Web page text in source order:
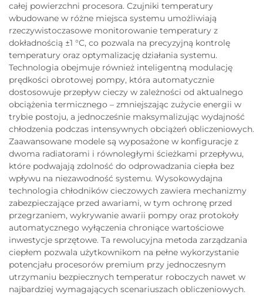
całej powierzchni procesora. Czujniki temperatury
wbudowane w różne miejsca systemu umożliwiają
rzeczywistoczasowe monitorowanie temperatury z
dokładnością ±1 °C, co pozwala na precyzyjną kontrolę
temperatury oraz optymalizację działania systemu.
Technologia obejmuje również inteligentną modulację
prędkości obrotowej pompy, która automatycznie
dostosowuje przepływ cieczy w zależności od aktualnego
obciążenia termicznego – zmniejszając zużycie energii w
trybie postoju, a jednocześnie maksymalizując wydajność
chłodzenia podczas intensywnych obciążeń obliczeniowych.
Zaawansowane modele są wyposażone w konfiguracje z
dwoma radiatorami i równoległymi ścieżkami przepływu,
które podwajają zdolność do odprowadzania ciepła bez
wpływu na niezawodność systemu. Wysokowydajna
technologia chłodników cieczowych zawiera mechanizmy
zabezpieczające przed awariami, w tym ochronę przed
przegrzaniem, wykrywanie awarii pompy oraz protokoły
automatycznego wyłączenia chroniące wartościowe
inwestycje sprzętowe. Ta rewolucyjna metoda zarządzania
ciepłem pozwala użytkownikom na pełne wykorzystanie
potencjału procesorów premium przy jednoczesnym
utrzymaniu bezpiecznych temperatur roboczych nawet w
najbardziej wymagających scenariuszach obliczeniowych.